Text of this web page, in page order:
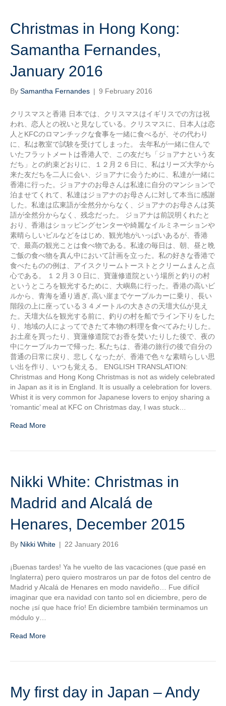
Christmas in Hong Kong:
Samantha Fernandes,
January 2016
By Samantha Fernandes | 9 February 2016
クリスマスと香港 日本では、クリスマスはイギリスでの方は祝
われ、恋人との祝いと見なしている。クリスマスに、日本人は恋
人とKFCのロマンチックな食事を一緒に食べるが、その代わり
に、私は教室で試験を受けてしまった。 去年私が一緒に住んで
いたフラットメートは香港人で、この友だち「ジョアナという友
だち」との約束どおりに、１２月２６日に、私はリーズ大学から
来た友だちを二人に会い、ジョアナに会うために、私達が一緒に
香港に行った。ジョアナのお母さんは私達に自分のマンションで
泊ませてくれて、私達はジョアナのお母さんに対して本当に感謝
した。私達は広東語が全然分からなく、ジョアナのお母さんは英
語が全然分からなく、残念だった。 ジョアナは前説明くれたと
おり、香港はショッピングセンターや綺麗なイルミネーションや
素晴らしいビルなどをはじめ、観光地がいっぱいあるが、香港
で、最高の観光ことは食べ物である。私達の毎日は、朝、昼と晩
ご飯の食べ物を真ん中において計画を立った。私の好きな香港で
食べたものの例は、アイスクリームトーストとクリームまんと点
心である。 １２月３０日に、寶蓮修道院という場所と釣りの村
というところを観光するために、大嶼島に行った。香港の高いビ
ルから、青海を通り過ぎ, 高い崖までケーブルカーに乗り、長い
階段の上に座っている３４メートルの大きさの天壇大仏が見え
た。天壇大仏を観光する前に、釣りの村を船でライン下りをした
り、地域の人によってできたて本物の料理を食べてみたりした。
お土産を買ったり、寶蓮修道院でお香を焚いたりした後で、夜の
中にケーブルカーで帰った. 私たちは、香港の旅行の後で自分の
普通の日常に戻り、悲しくなったが、香港で色々な素晴らしい思
い出を作り、いつも覚える。 ENGLISH TRANSLATION:
Christmas and Hong Kong Christmas is not as widely celebrated
in Japan as it is in England. It is usually a celebration for lovers.
Whist it is very common for Japanese lovers to enjoy sharing a
‘romantic’ meal at KFC on Christmas day, I was stuck…
Read More
Nikki White: Christmas in
Madrid and Alcalá de
Henares, December 2015
By Nikki White | 22 January 2016
¡Buenas tardes! Ya he vuelto de las vacaciones (que pasé en
Inglaterra) pero quiero mostraros un par de fotos del centro de
Madrid y Alcalá de Henares en modo navideño… Fue difícil
imaginar que era navidad con tanto sol en diciembre, pero de
noche ¡sí que hace frío! En diciembre también terminamos un
módulo y…
Read More
My first day in Japan – Andy